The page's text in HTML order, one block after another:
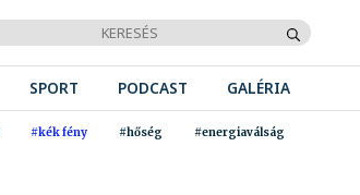
SPORT PODCAST GALÉRIA
#kék fény #hőség #energiaválság